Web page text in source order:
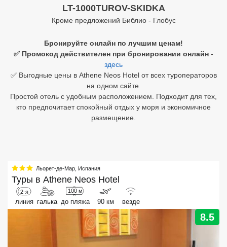
LT-1000TUROV-SKIDKA
Кроме предложений Библио - Глобус
Бронируйте онлайн по лучшим ценам!
✅ Промокод действителен при бронировании онлайн -
здесь
✅ Выгодные цены в Athene Neos Hotel от всех туроператоров
на одном сайте.
Простой отель с удобным расположением. Подходит для тех,
кто предпочитает спокойный отдых у моря и экономичное
размещение.
Льорет-де-Мар, Испания
Туры в Athene Neos Hotel
2-я
линия галька
100 м
до пляжа 90 км везде
8.5
Куба
Шри Ланка
Бали
Южный Гоа
Занзибар